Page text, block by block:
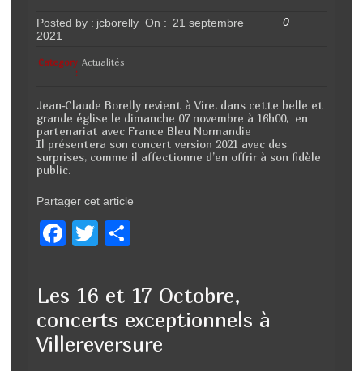
Posted by : jcborelly On : 21 septembre
2021
0
Category
:
Actualités
Jean-Claude Borelly revient à Vire, dans cette belle et
grande église le dimanche 07 novembre à 16h00, en
partenariat avec France Bleu Normandie
Il présentera son concert version 2021 avec des
surprises, comme il affectionne d’en offrir à son fidèle
public.
Partager cet article
F
c
e
b
T
tt
er
ta
g
er
Les 16 et 17 Octobre,
concerts exceptionnels à
Villereversure